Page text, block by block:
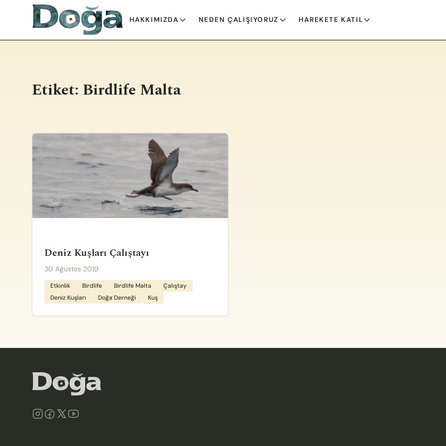
İçeriğe geç
HAKKIMIZDA NEDEN ÇALIŞIYORUZ HAREKETE KATIL
Etiket: Birdlife Malta
Deniz Kuşları Çalıştayı
30 Ağustos 2019
Etkinlik Birdlife Birdlife Malta
Çalıştay
Deniz Kuşları
Doğa Derneği Kuş